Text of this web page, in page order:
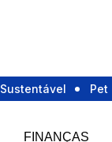
Sustentável Pet
FINANÇAS